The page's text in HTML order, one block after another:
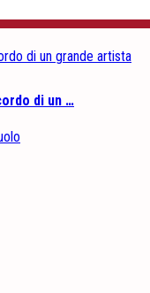
di un …